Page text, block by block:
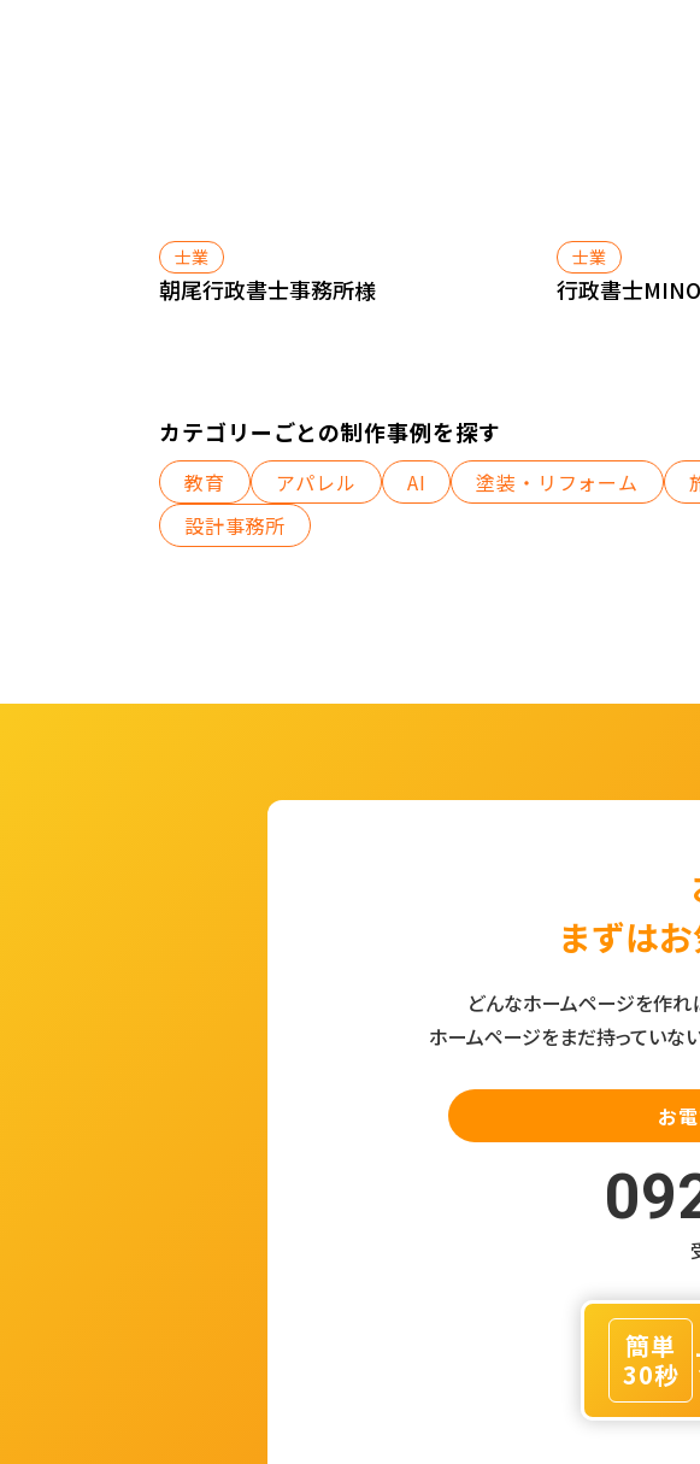
士業
朝尾行政書士事務所様
士業
行政書士
カテゴリーごとの制作事例を探す
教育 アパレル AI 塗装・リフォーム
設計事務所
まずは
どんなホームページを作
ホームページをまだ持っていな
お
簡単
30秒